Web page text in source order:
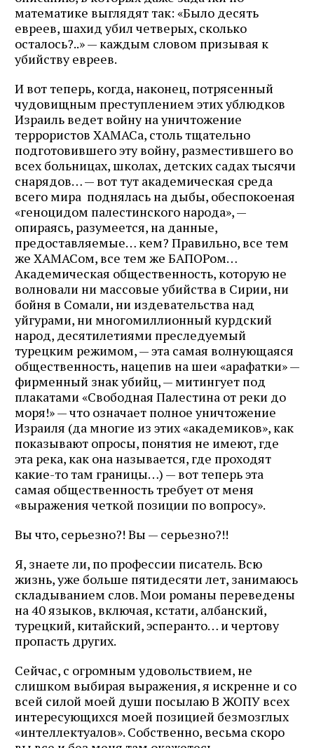
математике выглядят так: «Было десять
евреев, шахид убил четверых, сколько
осталось?..» — каждым словом призывая к
убийству евреев.
И вот теперь, когда, наконец, потрясенный
чудовищным преступлением этих ублюдков
Израиль ведет войну на уничтожение
террористов ХАМАСа, столь тщательно
подготовившего эту войну, разместившего во
всех больницах, школах, детских садах тысячи
снарядов… — вот тут академическая среда
всего мира поднялась на дыбы, обеспокоеная
«геноцидом палестинского народа», —
опираясь, разумеется, на данные,
предоставляемые… кем? Правильно, все тем
же ХАМАСом, все тем же БАПОРом…
Академическая общественность, которую не
волновали ни массовые убийства в Сирии, ни
бойня в Сомали, ни издевательства над
уйгурами, ни многомиллионный курдский
народ, десятилетиями преследуемый
турецким режимом, — эта самая волнующаяся
общественность, нацепив на шеи «арафатки» —
фирменный знак убийц, — митингует под
плакатами «Свободная Палестина от реки до
моря!» — что означает полное уничтожение
Израиля (да многие из этих «академиков», как
показывают опросы, понятия не имеют, где
эта река, как она называется, где проходят
какие-то там границы…) — вот теперь эта
самая общественность требует от меня
«выражения четкой позиции по вопросу».
Вы что, серьезно?! Вы — серьезно?!!
Я, знаете ли, по профессии писатель. Всю
жизнь, уже больше пятидесяти лет, занимаюсь
складыванием слов. Мои романы переведены
на 40 языков, включая, кстати, албанский,
турецкий, китайский, эсперанто… и чертову
пропасть других.
Сейчас, с огромным удовольствием, не
слишком выбирая выражения, я искренне и со
всей силой моей души посылаю В ЖОПУ всех
интересующихся моей позицией безмозглых
«интеллектуалов». Собственно, весьма скоро